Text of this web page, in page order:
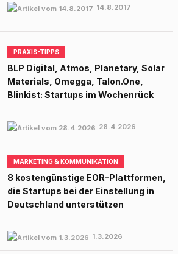
14.8.2017
PRAXIS-TIPPS
BLP Digital, Atmos, Planetary, Solar
Materials, Omegga, Talon.One,
Blinkist: Startups im Wochenrück
28.4.2026
MARKETING & KOMMUNIKATION
8 kostengünstige EOR-Plattformen,
die Startups bei der Einstellung in
Deutschland unterstützen
1.3.2026